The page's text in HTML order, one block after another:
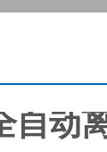
自动